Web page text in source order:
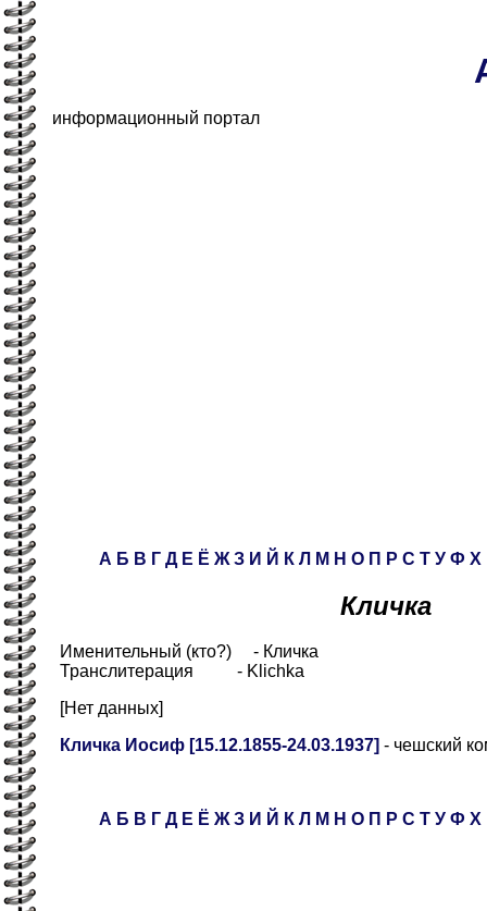
информационный портал
А Б В Г Д Е Ё Ж З И Й К Л М Н О П Р С Т У Ф Х
Кличка
Именительный (кто?) - Кличка
Транслитерация - Klichka
[Нет данных]
Кличка Иосиф [15.12.1855-24.03.1937] - чешский
А Б В Г Д Е Ё Ж З И Й К Л М Н О П Р С Т У Ф Х